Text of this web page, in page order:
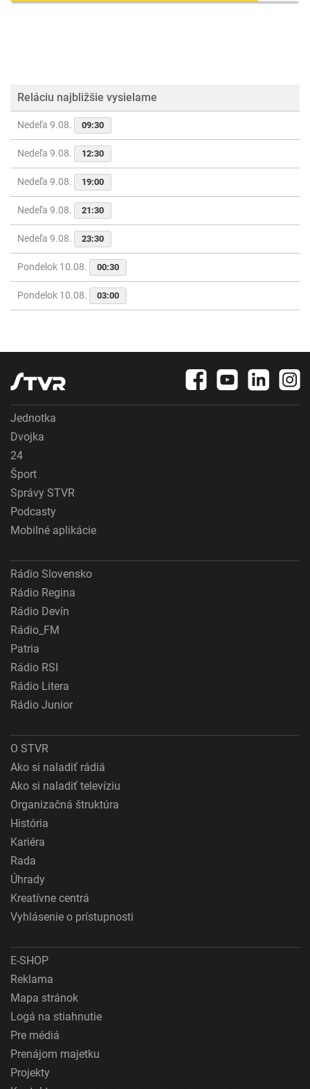
Reláciu najbližšie vysielame
Nedeľa 9.08. 09:30
Nedeľa 9.08. 12:30
Nedeľa 9.08. 19:00
Nedeľa 9.08. 21:30
Nedeľa 9.08. 23:30
Pondelok 10.08. 00:30
Pondelok 10.08. 03:00
Jednotka
Dvojka
24
Šport
Správy STVR
Podcasty
Mobilné aplikácie
Rádio Slovensko
Rádio Regina
Rádio Devín
Rádio_FM
Patria
Rádio RSI
Rádio Litera
Rádio Junior
O STVR
Ako si naladiť rádiá
Ako si naladiť televíziu
Organizačná štruktúra
História
Kariéra
Rada
Úhrady
Kreatívne centrá
Vyhlásenie o prístupnosti
E-SHOP
Reklama
Mapa stránok
Logá na stiahnutie
Pre médiá
Prenájom majetku
Projekty